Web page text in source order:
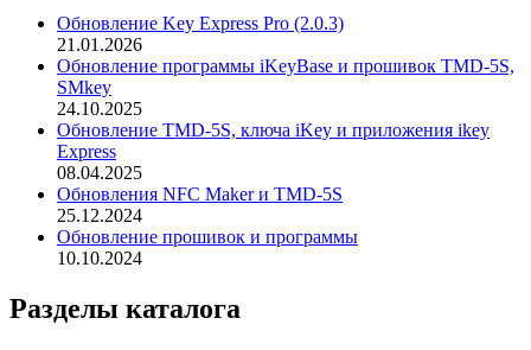
Обновление Key Express Pro (2.0.3)
21.01.2026
Обновление программы iKeyBase и прошивок TMD-5S,
SMkey
24.10.2025
Обновление TMD-5S, ключа iKey и приложения ikey
Express
08.04.2025
Обновления NFC Maker и TMD-5S
25.12.2024
Обновление прошивок и программы
10.10.2024
Разделы каталога